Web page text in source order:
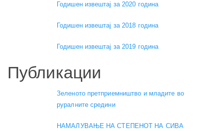
Годишен извештај за 2020 година
Годишен извештај за 2018 година
Годишен извештај за 2019 година
Публикации
Зеленото претприемништво и младите во
руралните средини
НАМАЛУВАЊЕ НА СТЕПЕНОТ НА СИВА